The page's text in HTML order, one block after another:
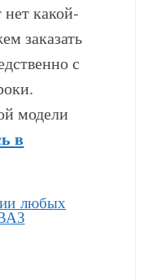
какой-
заказать
с
модели
в
любых